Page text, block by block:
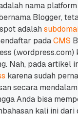
nama
Blogger,
adalah
padaCMS
Nah, pada artikel
karena sudah
secara
Anda bisa
kali ini dari